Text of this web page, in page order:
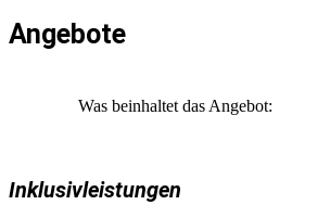
Angebote
Was beinhaltet das Angebot:
Inklusivleistungen